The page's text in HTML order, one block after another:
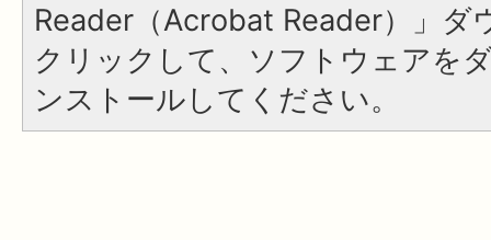
Reader（Acrobat Reader）」ダ
クリックして、ソフトウェアを
ンストールしてください。